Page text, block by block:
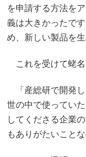
を申請する方法を
義は大きかったで
め、新しい製品を
これを受けて蛯名
「産総研で開発
世の中で使ってい
してくださる企業
もありがたいことな